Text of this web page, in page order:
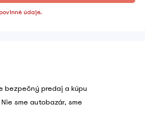
údaje.
bezpečný predaj a kúpu
sme autobazár, sme